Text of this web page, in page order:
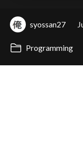
syossan27
Programming